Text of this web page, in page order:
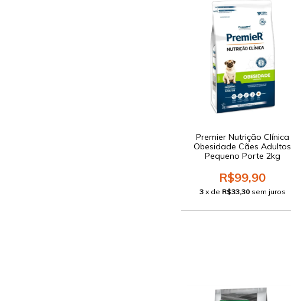
Premier Nutrição Clínica
Obesidade Cães Adultos
Pequeno Porte 2kg
R$99,90
3 x de R$33,30 sem juros